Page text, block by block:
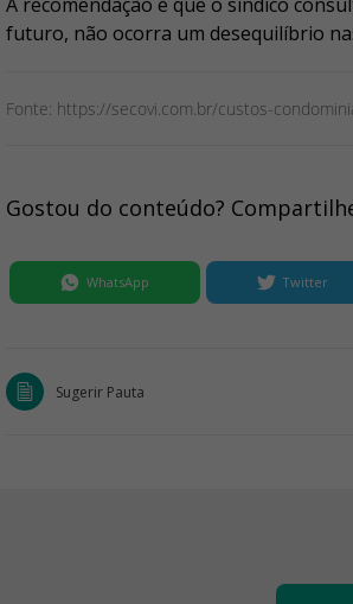
futuro, não ocorra um desequilíbrio
Fonte: https://secovi.com.br/custos-
Gostou do conteúdo?
WhatsApp Twitter
Sugerir Pauta